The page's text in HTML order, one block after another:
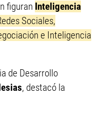
figuran Inteligencia
Sociales,
e Inteligencia
de Desarrollo
, destacó la